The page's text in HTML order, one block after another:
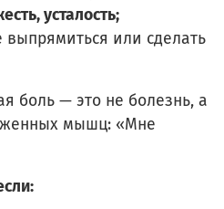
усталость;
выпрямиться или сделать
боль — это не болезнь, а
мышц: «Мне